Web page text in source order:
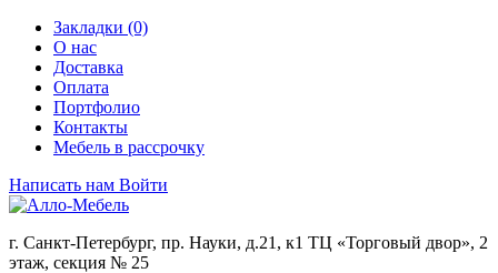
Закладки (0)
О нас
Доставка
Оплата
Портфолио
Контакты
Мебель в рассрочку
Написать нам Войти
г. Санкт-Петербург, пр. Науки, д.21, к1 ТЦ «Торговый двор», 2
этаж, секция № 25